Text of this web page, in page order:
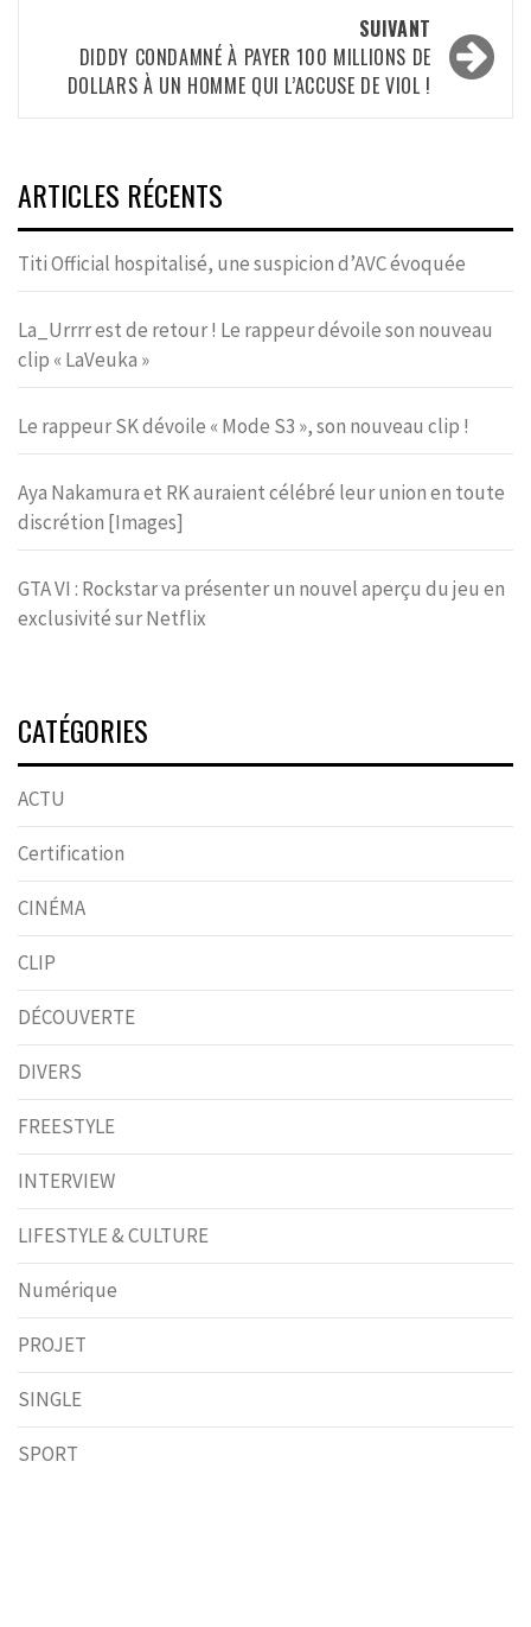
SUIVANT
DIDDY CONDAMNÉ À PAYER 100 MILLIONS DE
DOLLARS À UN HOMME QUI L’ACCUSE DE VIOL !
ARTICLES RÉCENTS
Titi Official hospitalisé, une suspicion d’AVC évoquée
La_Urrrr est de retour ! Le rappeur dévoile son nouveau
clip « LaVeuka »
Le rappeur SK dévoile « Mode S3 », son nouveau clip !
Aya Nakamura et RK auraient célébré leur union en toute
discrétion [Images]
GTA VI : Rockstar va présenter un nouvel aperçu du jeu en
exclusivité sur Netflix
CATÉGORIES
ACTU
Certification
CINÉMA
CLIP
DÉCOUVERTE
DIVERS
FREESTYLE
INTERVIEW
LIFESTYLE & CULTURE
Numérique
PROJET
SINGLE
SPORT